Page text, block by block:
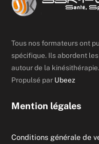
Tous nos formateurs ont
spécifique. Ils abordent
autour de la kinésithérapie.
Propulsé par Ubeez
Mention légales
Conditions générale de